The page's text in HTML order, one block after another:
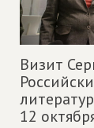
Визит
12